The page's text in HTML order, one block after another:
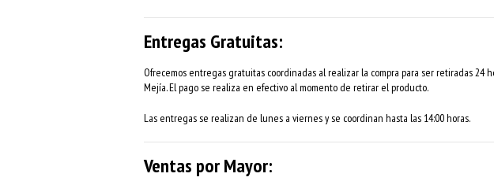
Entregas Gratuitas:
Ofrecemos entregas gratuitas coordinadas al realizar la compra para ser retiradas 24
Mejía. El pago se realiza en efectivo al momento de retirar el producto.
Las entregas se realizan de lunes a viernes y se coordinan hasta las 14:00 horas.
Ventas por Mayor: